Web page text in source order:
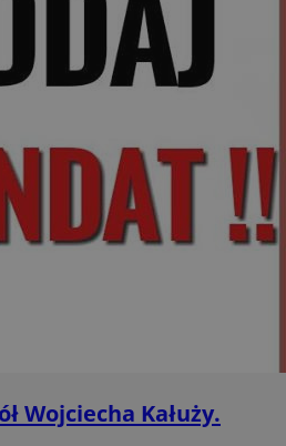
Wojciecha Kałuży.